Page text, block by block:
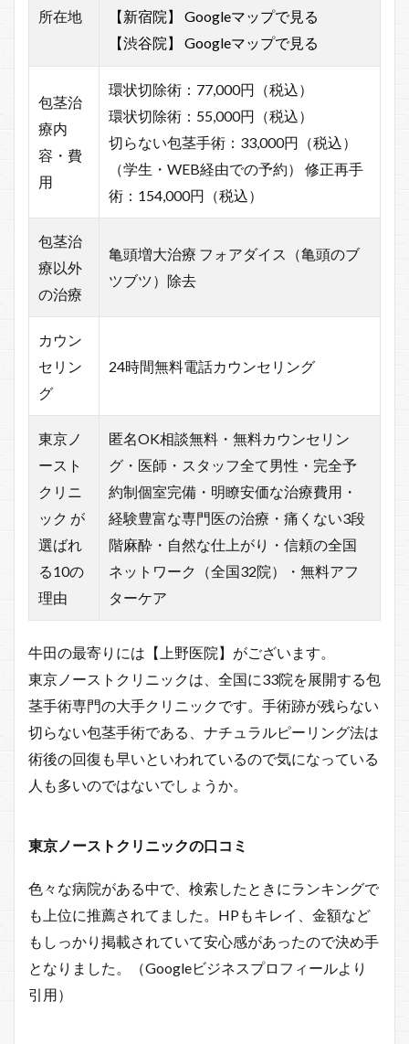
所在地
【新宿院】 Googleマップで見る
【渋谷院】 Googleマップで見る
包茎治
療内
容・費
用
環状切除術：77,000円（税込）
環状切除術：55,000円（税込）
切らない包茎手術：33,000円（税込）
（学生・WEB経由での予約） 修正再手
術：154,000円（税込）
包茎治
療以外
の治療
亀頭増大治療 フォアダイス（亀頭のブ
ツブツ）除去
カウン
セリン
グ
24時間無料電話カウンセリング
東京ノ
ースト
クリニ
ック が
選ばれ
る10の
理由
匿名OK相談無料・無料カウンセリン
グ・医師・スタッフ全て男性・完全予
約制個室完備・明瞭安価な治療費用・
経験豊富な専門医の治療・痛くない3段
階麻酔・自然な仕上がり・信頼の全国
ネットワーク（全国32院）・無料アフ
ターケア
牛田の最寄りには【上野医院】がございます。
東京ノーストクリニックは、全国に33院を展開する包
茎手術専門の大手クリニックです。手術跡が残らない
切らない包茎手術である、ナチュラルピーリング法は
術後の回復も早いといわれているので気になっている
人も多いのではないでしょうか。
東京ノーストクリニックの口コミ
色々な病院がある中で、検索したときにランキングで
も上位に推薦されてました。HPもキレイ、金額など
もしっかり掲載されていて安心感があったので決め手
となりました。（Googleビジネスプロフィールより
引用）